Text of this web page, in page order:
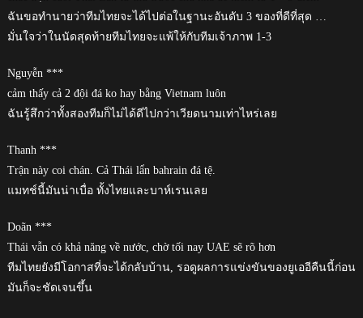
ฉันขอทำนายว่าทีมไทยจะได้ไปต่อในฐานะอันดับ 3 ของที่ดีที่สุด …
มั่นใจว่าในนัดสุดท้ายทีมไทยจะแพ้ให้กับทีมเจ้าภาพ 1-3
Nguyễn ***
cảm thấy cả 2 đội đá ko hay bằng Vietnam luôn
ฉันรู้สึกว่าทั้งสองทีมก็ไม่ได้ดีไปกว่าเวียดนามเท่าไหร่เลย
Thanh ***
Trận này coi chán. Cả Thái lẩn bahrain đá tệ.
แมทช์นี้มันน่าเบื่อ ทั้งไทยและบาห์เรนเลย
Doãn ***
Thái vẫn có khả năng về nước, chờ tối nay UAE sẽ rõ hơn
ทีมไทยยังมีโอกาสที่จะได้กลับบ้าน, รอดูผลการแข่งขันของยูเออีคืนนี้ก่อน
มันก็จะชัดเจนขึ้น